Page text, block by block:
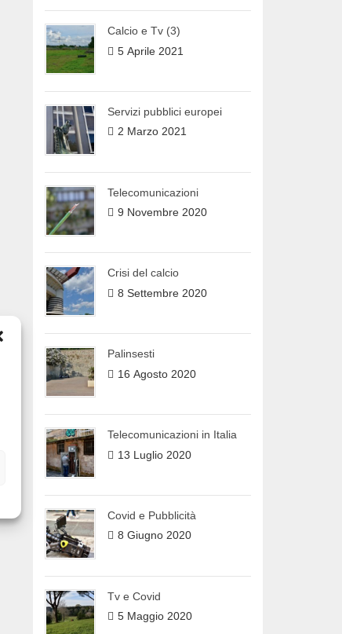
Calcio e Tv (3)
5 Aprile 2021
Servizi pubblici europei
2 Marzo 2021
Telecomunicazioni
9 Novembre 2020
Crisi del calcio
8 Settembre 2020
Palinsesti
16 Agosto 2020
Telecomunicazioni in Italia
13 Luglio 2020
Covid e Pubblicità
8 Giugno 2020
Tv e Covid
5 Maggio 2020